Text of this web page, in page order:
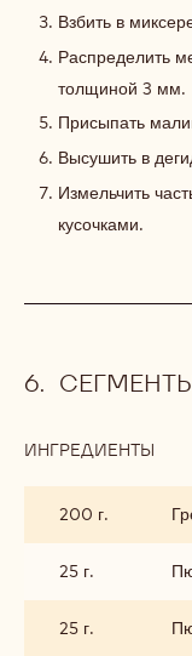
Взбить в
Распределить
толщиной 3 мм.
Присыпать
Высушить в
Измельчить
кусочками.
ИНГРЕДИЕНТЫ
200 г.
25 г.
25 г.